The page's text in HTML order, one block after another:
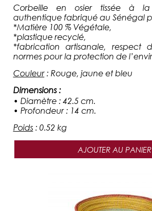
Corbeille en osier tissée à
authentique fabriqué au Sénégal
*Matière 100 % Végétale,
*plastique recyclé,
*fabrication artisanale,
normes pour la protection de
Couleur: Rouge, jaune et bleu
Dimensions:
• Diamètre : 42.5 cm.
• Profondeur : 14 cm.
Poids: 0.52 kg
AJOUTER AU PANIER